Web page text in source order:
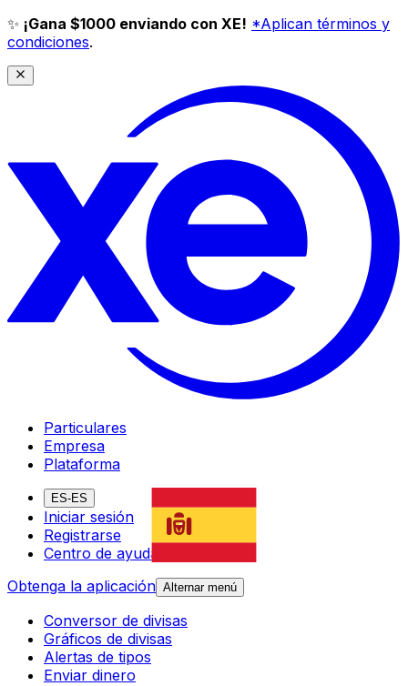
✨ ¡Gana $1000 enviando con XE! *Aplican términos y
condiciones.
Particulares
Empresa
Plataforma
ES-ES
Iniciar sesión
Registrarse
Centro de ayuda
Obtenga la aplicación Alternar menú
Conversor de divisas
Gráficos de divisas
Alertas de tipos
Enviar dinero